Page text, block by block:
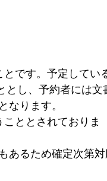
とです。予定してい
とし、予約者には文
ります。
ととされておりま
あるため確定次第